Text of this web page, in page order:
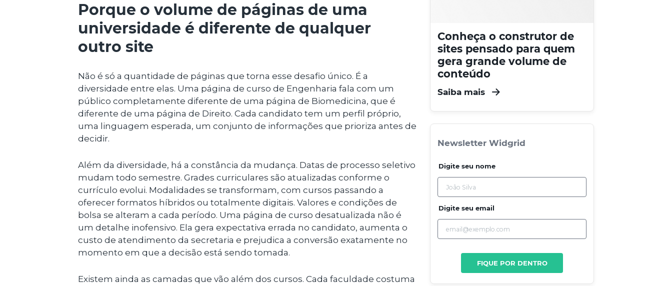
Porque o volume de páginas de uma
universidade é diferente de qualquer
outro site
Não é só a quantidade de páginas que torna esse desafio único. É a
diversidade entre elas. Uma página de curso de Engenharia fala com um
público completamente diferente de uma página de Biomedicina, que é
diferente de uma página de Direito. Cada candidato tem um perfil próprio,
uma linguagem esperada, um conjunto de informações que prioriza antes de
decidir.
Além da diversidade, há a constância da mudança. Datas de processo seletivo
mudam todo semestre. Grades curriculares são atualizadas conforme o
currículo evolui. Modalidades se transformam, com cursos passando a
oferecer formatos híbridos ou totalmente digitais. Valores e condições de
bolsa se alteram a cada período. Uma página de curso desatualizada não é
um detalhe inofensivo. Ela gera expectativa errada no candidato, aumenta o
custo de atendimento da secretaria e prejudica a conversão exatamente no
momento em que a decisão está sendo tomada.
Existem ainda as camadas que vão além dos cursos. Cada faculdade costuma
Newsletter Widgrid
Digite seu nome
Digite seu email
FIQUE POR DENTRO
Conheça o construtor de
sites pensado para quem
gera grande volume de
conteúdo
Saiba mais